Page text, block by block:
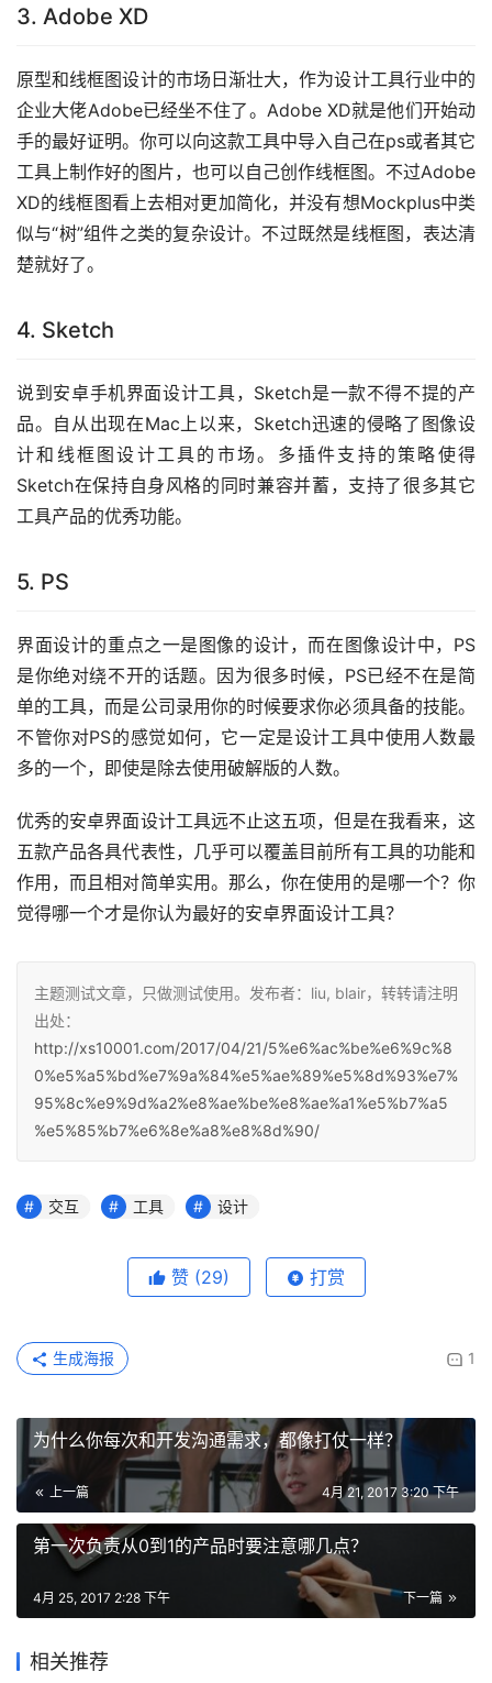
3. Adobe XD
原型和线框图设计的市场日渐壮大，作为设计工具行业中的
企业大佬Adobe已经坐不住了。Adobe XD就是他们开始动
手的最好证明。你可以向这款工具中导入自己在ps或者其它
工具上制作好的图片，也可以自己创作线框图。不过Adobe
XD的线框图看上去相对更加简化，并没有想Mockplus中类
似与“树”组件之类的复杂设计。不过既然是线框图，表达清
楚就好了。
4. Sketch
说到安卓手机界面设计工具，Sketch是一款不得不提的产
品。自从出现在Mac上以来，Sketch迅速的侵略了图像设
计和线框图设计工具的市场。多插件支持的策略使得
Sketch在保持自身风格的同时兼容并蓄，支持了很多其它
工具产品的优秀功能。
5. PS
界面设计的重点之一是图像的设计，而在图像设计中，PS
是你绝对绕不开的话题。因为很多时候，PS已经不在是简
单的工具，而是公司录用你的时候要求你必须具备的技能。
不管你对PS的感觉如何，它一定是设计工具中使用人数最
多的一个，即使是除去使用破解版的人数。
优秀的安卓界面设计工具远不止这五项，但是在我看来，这
五款产品各具代表性，几乎可以覆盖目前所有工具的功能和
作用，而且相对简单实用。那么，你在使用的是哪一个？你
觉得哪一个才是你认为最好的安卓界面设计工具？
主题测试文章，只做测试使用。发布者：liu, blair，转转请注明
出处：
http://xs10001.com/2017/04/21/5%e6%ac%be%e6%9c%8
0%e5%a5%bd%e7%9a%84%e5%ae%89%e5%8d%93%e7%
95%8c%e9%9d%a2%e8%ae%be%e8%ae%a1%e5%b7%a5
%e5%85%b7%e6%8e%a8%e8%8d%90/
交互 工具 设计
赞 (29) 打赏
1
生成海报
为什么你每次和开发沟通需求，都像打仗一样？
上一篇 4月 21, 2017 3:20 下午
第一次负责从0到1的产品时要注意哪几点？
下一篇
4月 25, 2017 2:28 下午
相关推荐